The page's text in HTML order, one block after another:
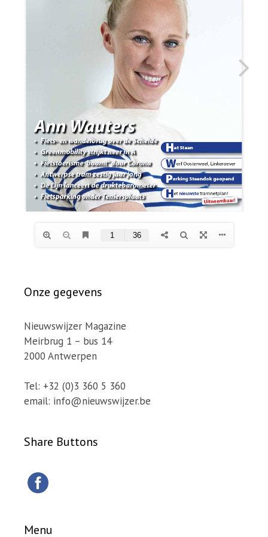
Onze gegevens
Nieuwswijzer Magazine
Meirbrug 1 – bus 14
2000 Antwerpen
Tel: +32 (0)3 360 5 360
email: info@nieuwswijzer.be
Share Buttons
Menu